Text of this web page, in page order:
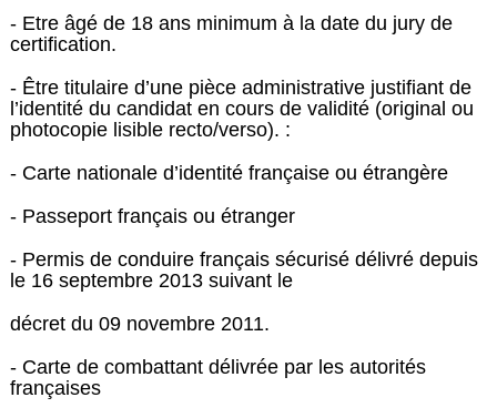
- Etre âgé de 18 ans minimum à la date du jury de
certification.
- Être titulaire d’une pièce administrative justifiant de
l’identité du candidat en cours de validité (original ou
photocopie lisible recto/verso). :
- Carte nationale d’identité française ou étrangère
- Passeport français ou étranger
- Permis de conduire français sécurisé délivré depuis
le 16 septembre 2013 suivant le
décret du 09 novembre 2011.
- Carte de combattant délivrée par les autorités
françaises